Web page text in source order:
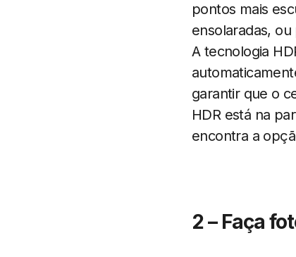
pontos mais
ensolaradas,
A tecnologia
garantir que o
HDR está na
encontra a
2 – Faça